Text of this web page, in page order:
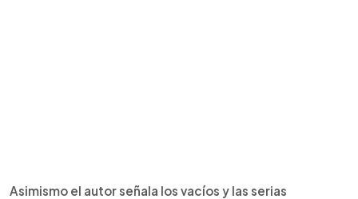
Asimismo el autor señala los vacíos y las serias